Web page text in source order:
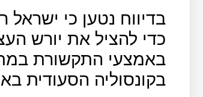
בדיווח נטען כי
כדי להציל את יורש
באמצעי התקשורת
בקונסוליה הסעודית